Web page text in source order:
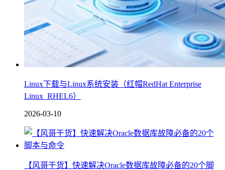
Linux下载与Linux系统安装（红帽RedHat Enterprise
Linux_RHEL6）
2026-03-10
【风哥干货】快速解决Oracle数据库故障必备的20个脚